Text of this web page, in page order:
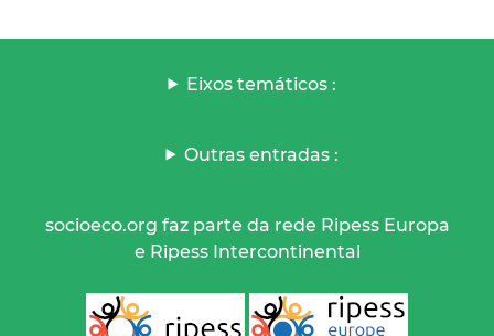
Eixos temáticos :
Outras entradas :
socioeco.org faz parte da rede Ripess Europa
e Ripess Intercontinental